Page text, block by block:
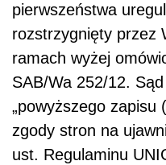
pierwszeństwa
rozstrzygnięty przez
ramach wyżej
SAB/Wa 252/12. Sąd
„powyższego zapisu
zgody stron na
ust. Regulaminu